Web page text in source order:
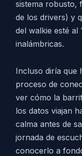
sistema robusto,
de los drivers) y
del walkie esté al
inalámbricas.
Incluso diría que
proceso de
ver cómo la
los datos viajan
calma antes de
jornada de
conocerlo a